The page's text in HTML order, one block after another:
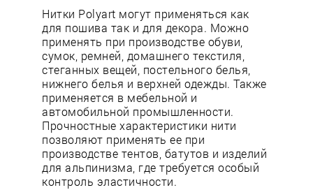
Нитки Polyart могут применяться как
для пошива так и для декора. Можно
применять при производстве обуви,
сумок, ремней, домашнего текстиля,
стеганных вещей, постельного белья,
нижнего белья и верхней одежды. Также
применяется в мебельной и
автомобильной промышленности.
Прочностные характеристики нити
позволяют применять ее при
производстве тентов, батутов и изделий
для альпинизма, где требуется особый
контроль эластичности.